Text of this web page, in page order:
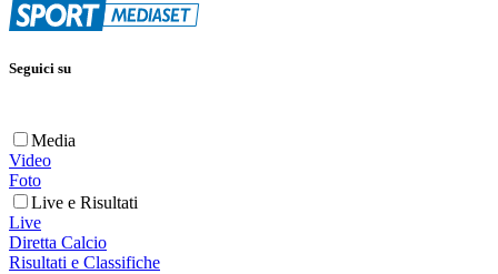
Seguici su
Media
Video
Foto
Live e Risultati
Live
Diretta Calcio
Risultati e Classifiche